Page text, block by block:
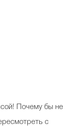
Почему бы не
с